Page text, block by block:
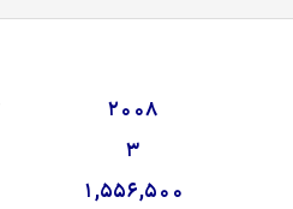
2008
3
1,556,500